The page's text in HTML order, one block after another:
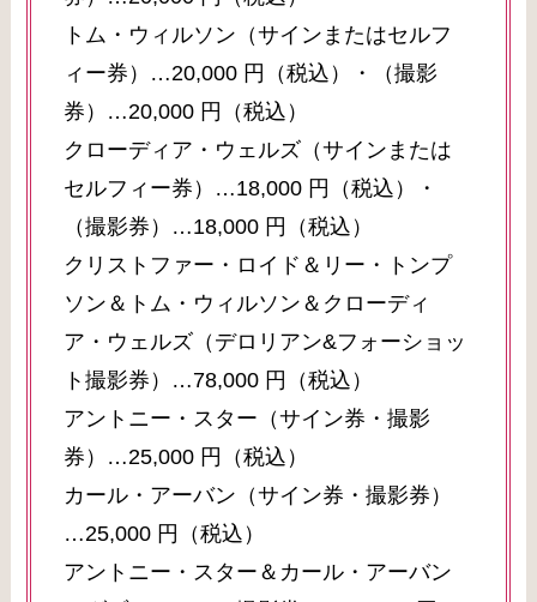
トム・ウィルソン（サインまたはセルフ
ィー券）…20,000 円（税込）・（撮影
券）…20,000 円（税込）
クローディア・ウェルズ（サインまたは
セルフィー券）…18,000 円（税込）・
（撮影券）…18,000 円（税込）
クリストファー・ロイド＆リー・トンプ
ソン＆トム・ウィルソン＆クローディ
ア・ウェルズ（デロリアン&フォーショッ
ト撮影券）…78,000 円（税込）
アントニー・スター（サイン券・撮影
券）…25,000 円（税込）
カール・アーバン（サイン券・撮影券）
…25,000 円（税込）
アントニー・スター＆カール・アーバン